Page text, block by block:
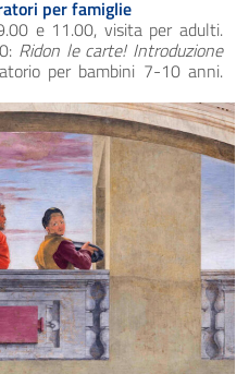
per famiglie
e 11.00, visita per adulti.
Ridon le carte! Introduzione
per bambini 7-10 anni.